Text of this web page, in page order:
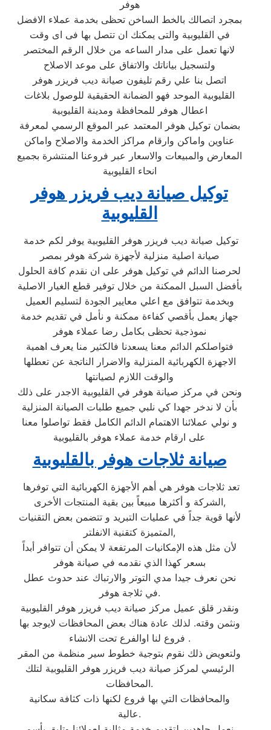
هوفر
بمجرد اتصالك بالخط الساخن تحظى بخدمة عملاء الافضل
في القليوبية والتى يمكنك ان تتصل بها فى اى وقت
لانها تعمل على مدار الساعه من خلال الرقم المختصر
ولتسجيل بياناتك والاتفاق على موعد الاصلاح
اتصل بنا علي رقم تليفون صيانة ديب فريزر هوفر
القليوبية الموحد فهو الضمانة الحقيقية للوصول بلاغات
اعطال هوفر للمحافظة ومدينة القليوبية
بضمان توكيل هوفر المعتمد عبر الموقع الرسمي لمعرفة
عناوين واماكن وارقام مراكز الخدمة والاصلاح واماكن
المعارض والمبيعات والاسعار عبر فروعنا المنتشرة بجميع
انحاء القليوبية
توكيل صيانة ديب فريزر هوفر
القليوبية
صيانة اصلية منزلية لأجهزة شركة هوفر بمصر
لحرصنا الدائم في توكيل هوفر على ان نقدم كافة الحلول
بأفضل السبل الممكنة من خلال توفير قطع الغيار الاصلية
وبخدمة تتوافق مع اعلي معايير الجودة لتسليم العميل
جهاز يعمل بأقصي كفاءة ممكنة و نأمل في تقديم خدمة
نموذجية تحظى بكامل رضا عملاء هوفر
فتواصلكم الدائم معنا يسعدنا فالكثير منا يعرف اهمية
الاجهزة الكهربائية المنزلية والاضرار الناتجة عن تعطلها
والوقت اللازم لصيانتها
ونحن في مركز صيانة هوفر في القليوبية الاجدر على ذلك
بأن لا ندخر جهدا كي نلبي جميع طلبات الصيانة المنزلية
و نولي عملائنا الاهتمام الدائم الكامل فقط تواصلوا معنا
على ارقام خدمة عملاء هوفر بالقليوبية
صيانة ثلاجات هوفر بالقليوبية
الشركة و أكثرها مبيعاً بين بقية المنتجات الأخرى,
لأنها قوية جداً في عمليات التبريد و تتضمن بعض التقنيات
المتميزة كتقنية الانفلتر,
لأن مثل هذه الإمكانيات المرتفعة لا يمكن أن تتوافر أبداً
بسعر كهذا الذي نقدمه في صيانة هوفر
نحن نعرف جيدا مدي التوتر والارتباك عند حدوث عطل
في ثلاجة هوفر.
ونقدر قلق عميل مركز صيانة ديب فريزر هوفر القليوبية
ونثمن وقته. لذلك عادة هناك بعض المحافظات لايوجد بها
فروع لنا اوالفرع تحت الانشاء .
ولتعويض ذلك نقوم بتوجية خطوط سير منظمة من المقر
الرئيسي لمركز صيانة ديب فريزر هوفر القليوبية لتلك
المحافظات.
والمحافظات التي بها فروع لكنها ذات كثافة سكانية
عالية.